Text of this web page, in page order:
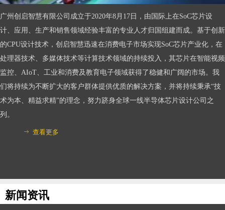
ꁹ 查看更多
广州创启智慧有限公司成立于2020年8月17日，由国际上在SoC芯片设
计、应用、生产和销售领域经验丰富的专业人才归国组建而成。基于创新
的CPU设计技术，创启智慧迅速在消费电子市场实现SoC芯片产业化，在
处理器技术、多媒体技术等计算技术领域的持续投入，其芯片在智能视频
监控、AIoT、工业和消费及教育电子领域获得了稳健和广阔的市场。我
们将持续为不断扩大的客户群体提供优质的解决方案，并将持续秉承“技
术为本、精益求精”的理念，努力跻身全球一线半导体芯片设计公司之
列。
新闻资讯